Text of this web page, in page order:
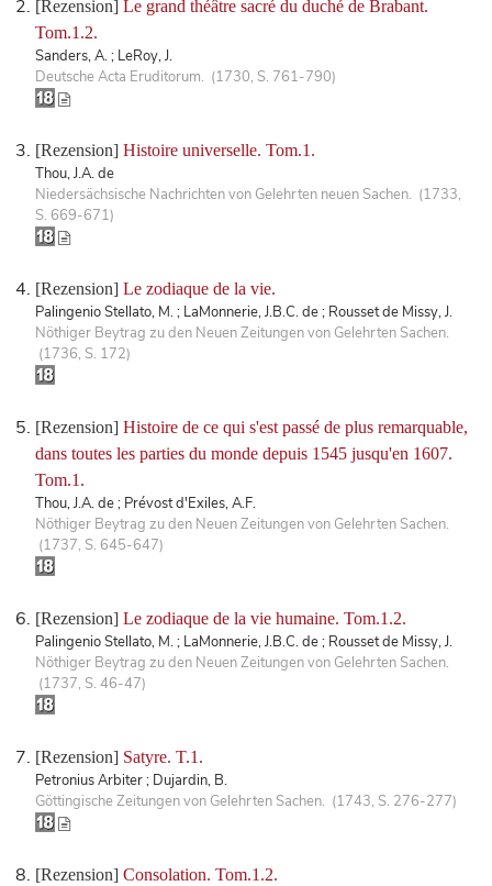
[Rezension] Le grand théâtre sacré du duché de Brabant.
Tom.1.2.
Sanders, A. ; LeRoy, J.
Deutsche Acta Eruditorum. (1730, S. 761-790)
[Rezension] Histoire universelle. Tom.1.
Thou, J.A. de
Niedersächsische Nachrichten von Gelehrten neuen Sachen. (1733,
S. 669-671)
[Rezension] Le zodiaque de la vie.
Palingenio Stellato, M. ; LaMonnerie, J.B.C. de ; Rousset de Missy, J.
Nöthiger Beytrag zu den Neuen Zeitungen von Gelehrten Sachen.
(1736, S. 172)
[Rezension] Histoire de ce qui s'est passé de plus remarquable,
dans toutes les parties du monde depuis 1545 jusqu'en 1607.
Tom.1.
Thou, J.A. de ; Prévost d'Exiles, A.F.
Nöthiger Beytrag zu den Neuen Zeitungen von Gelehrten Sachen.
(1737, S. 645-647)
[Rezension] Le zodiaque de la vie humaine. Tom.1.2.
Palingenio Stellato, M. ; LaMonnerie, J.B.C. de ; Rousset de Missy, J.
Nöthiger Beytrag zu den Neuen Zeitungen von Gelehrten Sachen.
(1737, S. 46-47)
[Rezension] Satyre. T.1.
Petronius Arbiter ; Dujardin, B.
Göttingische Zeitungen von Gelehrten Sachen. (1743, S. 276-277)
[Rezension] Consolation. Tom.1.2.